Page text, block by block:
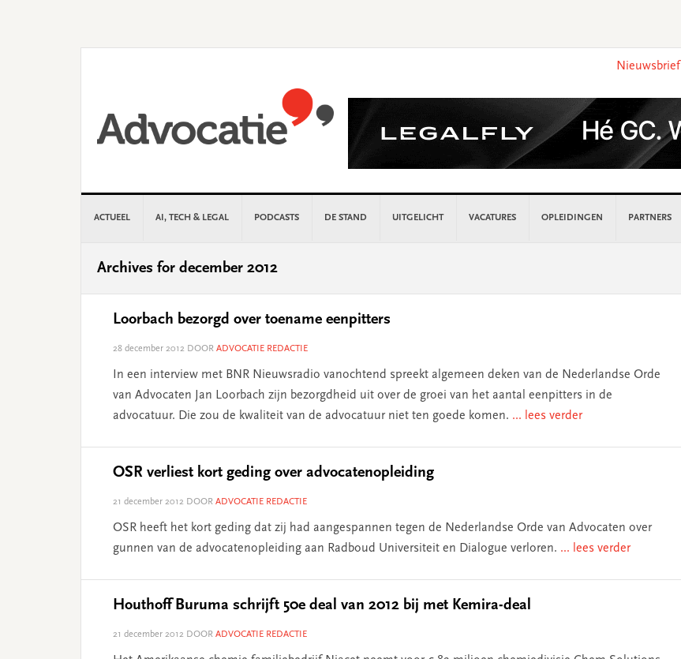
Nieuwsbrief
ACTUEEL AI, TECH & LEGAL PODCASTS DE STAND UITGELICHT VACATURES OPLEIDINGEN PARTNERS
Archives for december 2012
Loorbach bezorgd over toename eenpitters
28 december 2012 DOOR ADVOCATIE REDACTIE
In een interview met BNR Nieuwsradio vanochtend spreekt algemeen deken van de Nederlandse Orde
van Advocaten Jan Loorbach zijn bezorgdheid uit over de groei van het aantal eenpitters in de
advocatuur. Die zou de kwaliteit van de advocatuur niet ten goede komen. ... lees verder
OSR verliest kort geding over advocatenopleiding
21 december 2012 DOOR ADVOCATIE REDACTIE
OSR heeft het kort geding dat zij had aangespannen tegen de Nederlandse Orde van Advocaten over
gunnen van de advocatenopleiding aan Radboud Universiteit en Dialogue verloren. ... lees verder
Houthoff Buruma schrijft 50e deal van 2012 bij met Kemira-deal
21 december 2012 DOOR ADVOCATIE REDACTIE